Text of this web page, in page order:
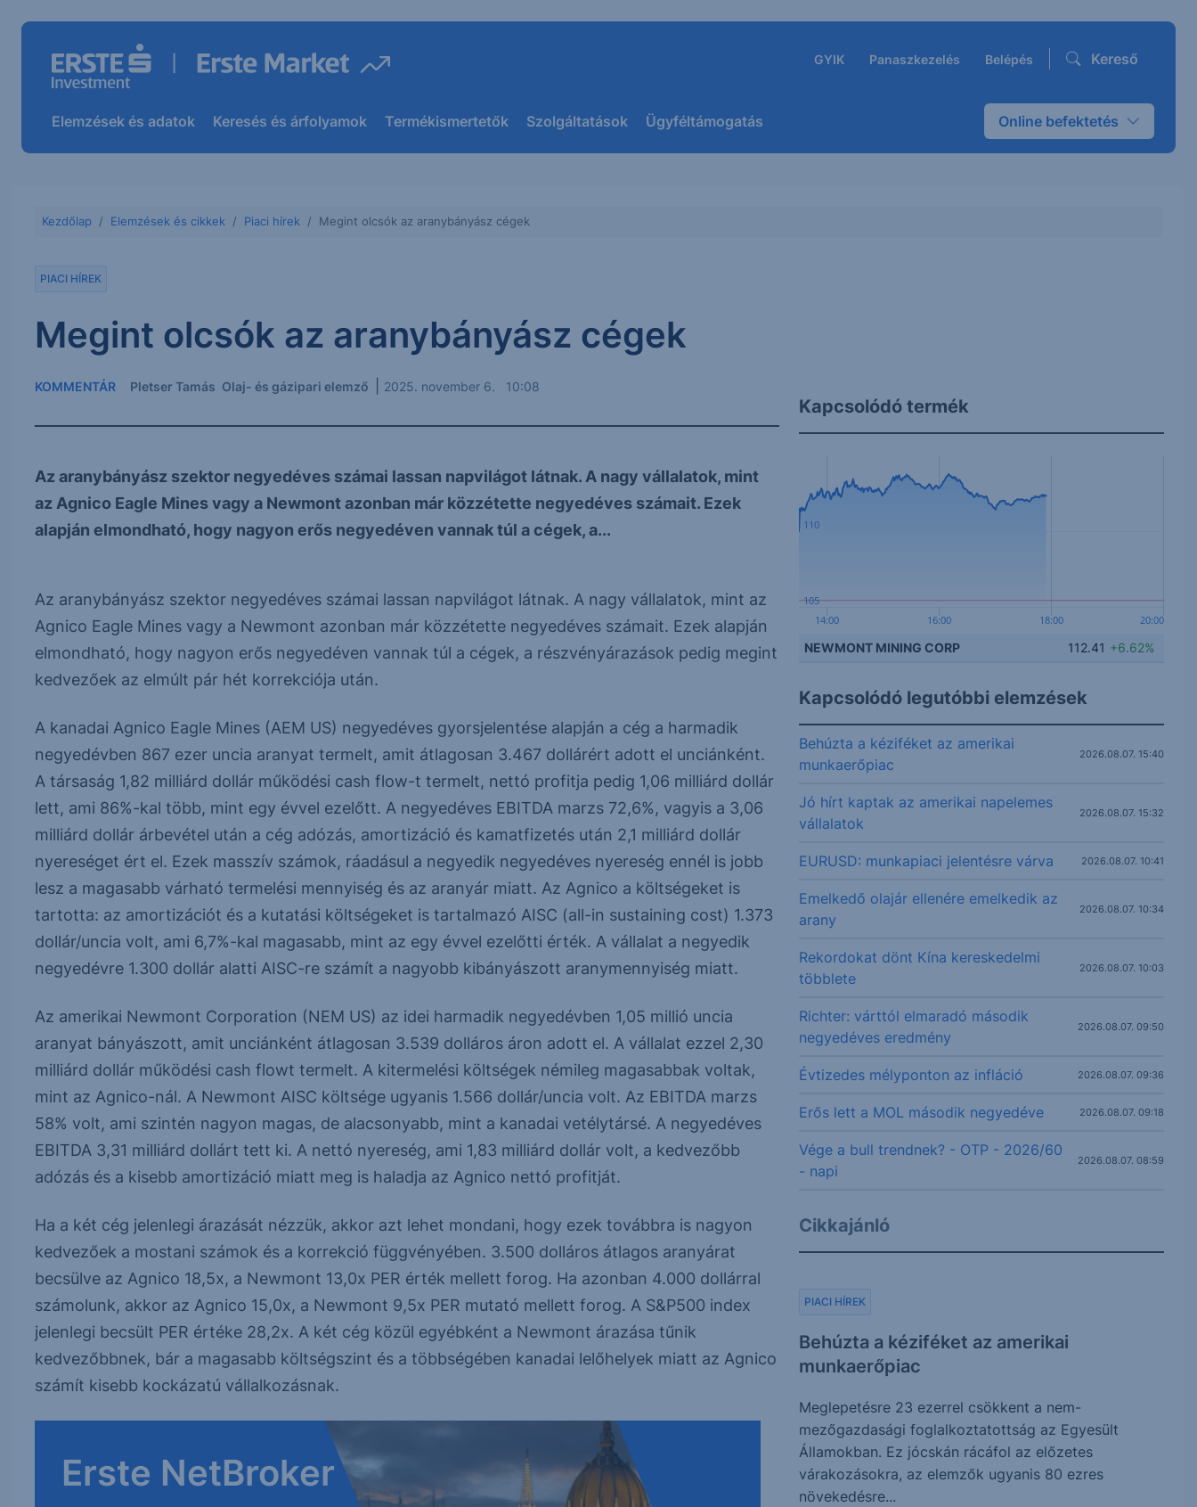
GYIK Panaszkezelés Belépés Kereső
Elemzések és adatok Keresés és árfolyamok Termékismertetők Szolgáltatások Ügyféltámogatás Online befektetés
Kezdőlap Elemzések és cikkek Piaci hírek Megint olcsók az aranybányász cégek
PIACI HÍREK
Megint olcsók az aranybányász cégek
KOMMENTÁR Pletser Tamás Olaj- és gázipari elemző 2025. november 6. 10:08
Az aranybányász szektor negyedéves számai lassan napvilágot látnak. A nagy vállalatok, mint
az Agnico Eagle Mines vagy a Newmont azonban már közzétette negyedéves számait. Ezek
alapján elmondható, hogy nagyon erős negyedéven vannak túl a cégek, a...
Az aranybányász szektor negyedéves számai lassan napvilágot látnak. A nagy vállalatok, mint az
Agnico Eagle Mines vagy a Newmont azonban már közzétette negyedéves számait. Ezek alapján
elmondható, hogy nagyon erős negyedéven vannak túl a cégek, a részvényárazások pedig megint
kedvezőek az elmúlt pár hét korrekciója után.
A kanadai Agnico Eagle Mines (AEM US) negyedéves gyorsjelentése alapján a cég a harmadik
negyedévben 867 ezer uncia aranyat termelt, amit átlagosan 3.467 dollárért adott el unciánként.
A társaság 1,82 milliárd dollár működési cash flow-t termelt, nettó profitja pedig 1,06 milliárd dollár
lett, ami 86%-kal több, mint egy évvel ezelőtt. A negyedéves EBITDA marzs 72,6%, vagyis a 3,06
milliárd dollár árbevétel után a cég adózás, amortizáció és kamatfizetés után 2,1 milliárd dollár
nyereséget ért el. Ezek masszív számok, ráadásul a negyedik negyedéves nyereség ennél is jobb
lesz a magasabb várható termelési mennyiség és az aranyár miatt. Az Agnico a költségeket is
tartotta: az amortizációt és a kutatási költségeket is tartalmazó AISC (all-in sustaining cost) 1.373
dollár/uncia volt, ami 6,7%-kal magasabb, mint az egy évvel ezelőtti érték. A vállalat a negyedik
negyedévre 1.300 dollár alatti AISC-re számít a nagyobb kibányászott aranymennyiség miatt.
Az amerikai Newmont Corporation (NEM US) az idei harmadik negyedévben 1,05 millió uncia
aranyat bányászott, amit unciánként átlagosan 3.539 dolláros áron adott el. A vállalat ezzel 2,30
milliárd dollár működési cash flowt termelt. A kitermelési költségek némileg magasabbak voltak,
mint az Agnico-nál. A Newmont AISC költsége ugyanis 1.566 dollár/uncia volt. Az EBITDA marzs
58% volt, ami szintén nagyon magas, de alacsonyabb, mint a kanadai vetélytársé. A negyedéves
EBITDA 3,31 milliárd dollárt tett ki. A nettó nyereség, ami 1,83 milliárd dollár volt, a kedvezőbb
adózás és a kisebb amortizáció miatt meg is haladja az Agnico nettó profitját.
Ha a két cég jelenlegi árazását nézzük, akkor azt lehet mondani, hogy ezek továbbra is nagyon
kedvezőek a mostani számok és a korrekció függvényében. 3.500 dolláros átlagos aranyárat
becsülve az Agnico 18,5x, a Newmont 13,0x PER érték mellett forog. Ha azonban 4.000 dollárral
számolunk, akkor az Agnico 15,0x, a Newmont 9,5x PER mutató mellett forog. A S&P500 index
jelenlegi becsült PER értéke 28,2x. A két cég közül egyébként a Newmont árazása tűnik
kedvezőbbnek, bár a magasabb költségszint és a többségében kanadai lelőhelyek miatt az Agnico
számít kisebb kockázatú vállalkozásnak.
Erste NetBroker
Kapcsolódó termék
14:00 16:00 18:00 20:00
105
110
NEWMONT MINING CORP 112.41 +6.62%
Kapcsolódó legutóbbi elemzések
Behúzta a kéziféket az amerikai
munkaerőpiac
2026.08.07. 15:40
Jó hírt kaptak az amerikai napelemes
vállalatok
2026.08.07. 15:32
EURUSD: munkapiaci jelentésre várva 2026.08.07. 10:41
Emelkedő olajár ellenére emelkedik az
arany
2026.08.07. 10:34
Rekordokat dönt Kína kereskedelmi
többlete
2026.08.07. 10:03
Richter: várttól elmaradó második
negyedéves eredmény
2026.08.07. 09:50
Évtizedes mélyponton az infláció 2026.08.07. 09:36
Erős lett a MOL második negyedéve 2026.08.07. 09:18
Vége a bull trendnek? - OTP - 2026/60
- napi
2026.08.07. 08:59
Cikkajánló
Behúzta a kéziféket az amerikai
munkaerőpiac
PIACI HÍREK
Meglepetésre 23 ezerrel csökkent a nem-
mezőgazdasági foglalkoztatottság az Egyesült
Államokban. Ez jócskán rácáfol az előzetes
várakozásokra, az elemzők ugyanis 80 ezres
növekedésre...